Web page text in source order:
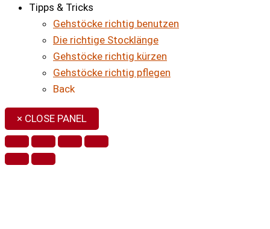
Tipps & Tricks
Gehstöcke richtig benutzen
Die richtige Stocklänge
Gehstöcke richtig kürzen
Gehstöcke richtig pflegen
Back
× CLOSE PANEL